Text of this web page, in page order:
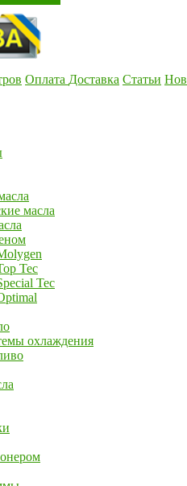
Оплата Доставка Статьи
масла
Tec
Tec
охлаждения